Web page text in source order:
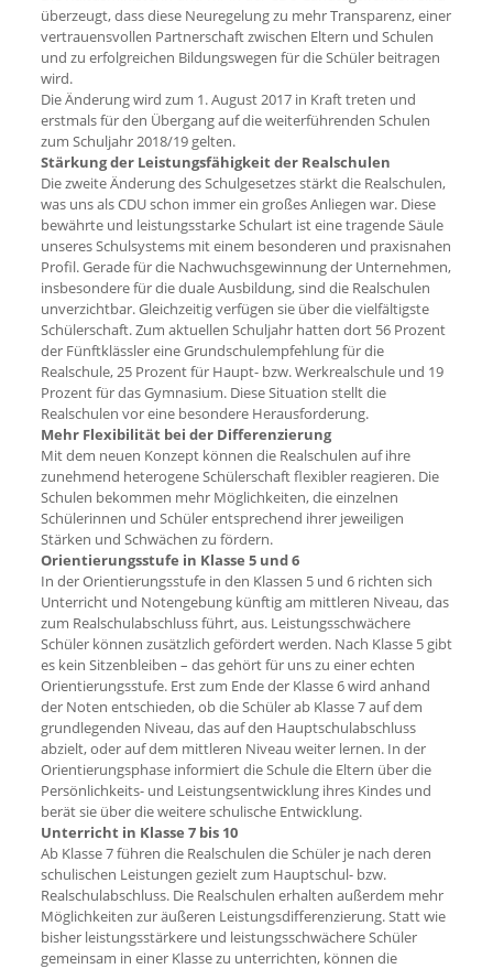
überzeugt, dass diese Neuregelung zu mehr Transparenz, einer
vertrauensvollen Partnerschaft zwischen Eltern und Schulen
und zu erfolgreichen Bildungswegen für die Schüler beitragen
wird.
Die Änderung wird zum 1. August 2017 in Kraft treten und
erstmals für den Übergang auf die weiterführenden Schulen
zum Schuljahr 2018/19 gelten.
Stärkung der Leistungsfähigkeit der Realschulen
Die zweite Änderung des Schulgesetzes stärkt die Realschulen,
was uns als CDU schon immer ein großes Anliegen war. Diese
bewährte und leistungsstarke Schulart ist eine tragende Säule
unseres Schulsystems mit einem besonderen und praxisnahen
Profil. Gerade für die Nachwuchsgewinnung der Unternehmen,
insbesondere für die duale Ausbildung, sind die Realschulen
unverzichtbar. Gleichzeitig verfügen sie über die vielfältigste
Schülerschaft. Zum aktuellen Schuljahr hatten dort 56 Prozent
der Fünftklässler eine Grundschulempfehlung für die
Realschule, 25 Prozent für Haupt- bzw. Werkrealschule und 19
Prozent für das Gymnasium. Diese Situation stellt die
Realschulen vor eine besondere Herausforderung.
Mehr Flexibilität bei der Differenzierung
Mit dem neuen Konzept können die Realschulen auf ihre
zunehmend heterogene Schülerschaft flexibler reagieren. Die
Schulen bekommen mehr Möglichkeiten, die einzelnen
Schülerinnen und Schüler entsprechend ihrer jeweiligen
Stärken und Schwächen zu fördern.
Orientierungsstufe in Klasse 5 und 6
In der Orientierungsstufe in den Klassen 5 und 6 richten sich
Unterricht und Notengebung künftig am mittleren Niveau, das
zum Realschulabschluss führt, aus. Leistungsschwächere
Schüler können zusätzlich gefördert werden. Nach Klasse 5 gibt
es kein Sitzenbleiben – das gehört für uns zu einer echten
Orientierungsstufe. Erst zum Ende der Klasse 6 wird anhand
der Noten entschieden, ob die Schüler ab Klasse 7 auf dem
grundlegenden Niveau, das auf den Hauptschulabschluss
abzielt, oder auf dem mittleren Niveau weiter lernen. In der
Orientierungsphase informiert die Schule die Eltern über die
Persönlichkeits- und Leistungsentwicklung ihres Kindes und
berät sie über die weitere schulische Entwicklung.
Unterricht in Klasse 7 bis 10
Ab Klasse 7 führen die Realschulen die Schüler je nach deren
schulischen Leistungen gezielt zum Hauptschul- bzw.
Realschulabschluss. Die Realschulen erhalten außerdem mehr
Möglichkeiten zur äußeren Leistungsdifferenzierung. Statt wie
bisher leistungsstärkere und leistungsschwächere Schüler
gemeinsam in einer Klasse zu unterrichten, können die